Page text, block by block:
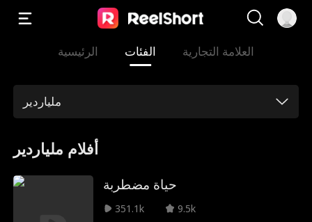
الرئيسية الفئات العلامة التجارية
ملياردير
أفلام ملياردير
حياة مضطربة
351.1k
9.5k